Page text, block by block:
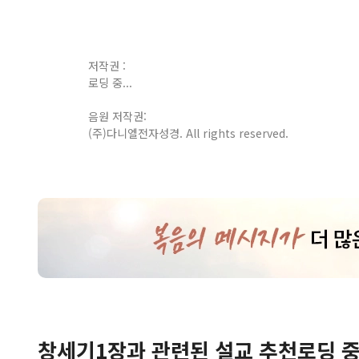
저작권 :
로딩 중...
음원 저작권:
(주)다니엘전자성경. All rights reserved.
창세기1장과 관련된 설교 추천로딩